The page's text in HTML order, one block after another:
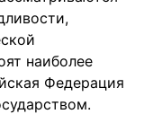
наиболее
Федерация